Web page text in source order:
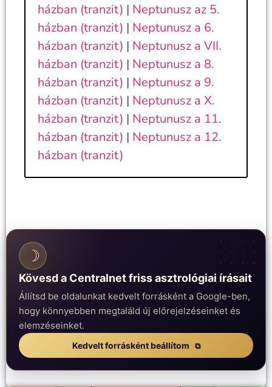
házban (tranzit) | Neptunusz az 5.
házban (tranzit) | Neptunusz a 6.
házban (tranzit) | Neptunusz a VII.
házban (tranzit) | Neptunusz a 8.
házban (tranzit) | Neptunusz a 9.
házban (tranzit) | Neptunusz a X.
házban (tranzit) | Neptunusz a 11.
házban (tranzit) | Neptunusz a 12.
házban (tranzit)
☽
Kövesd a Centralnet friss asztrológiai írásait
Állítsd be oldalunkat kedvelt forrásként a Google-ben,
hogy könnyebben megtaláld új előrejelzéseinket és
elemzéseinket.
Kedvelt forrásként beállítom